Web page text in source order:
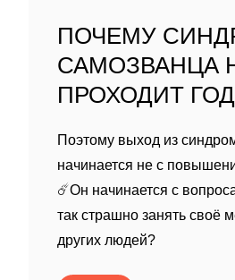
ПОЧЕМУ
САМОЗВАНЦА
ПРОХОДИТ
Поэтому выход из
начинается не с
☄️Он начинается с
так страшно занять своё
других людей?